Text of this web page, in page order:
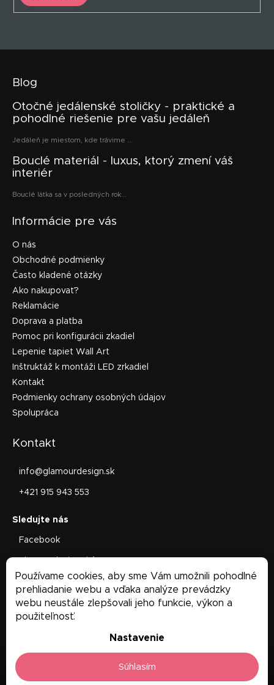
Používame cookies, aby sme Vám umožnili pohodlné
prehliadanie webu a vďaka analýze prevádzky
webu neustále zlepšovali jeho funkcie, výkon a
použiteľnosť.
Nastavenie
Súhlasím
Blog
Otočné jedálenské stoličky - praktické a
pohodlné riešenie pre vašu jedáleň
Jedáleň je miestom, kde trávime ...
Bouclé materiál - luxus, ktorý zmení váš
interiér
Bouclé látka sa v posledných rok...
Informácie pre vás
O nás
Obchodné podmienky
Často kladené otázky
Ako nakupovať?
Reklamácie
Doprava a platba
Pomoc pri konfigurácii zkadiel
Lepenie tapiet Wall Art
Inštruktáž k montáži LED zrkadiel
Kontakt
Podmienky ochrany osobných údajov
Spolupráca
Kontakt
info@glamourdesign.sk
+421 915 943 553
Facebook
Facebook